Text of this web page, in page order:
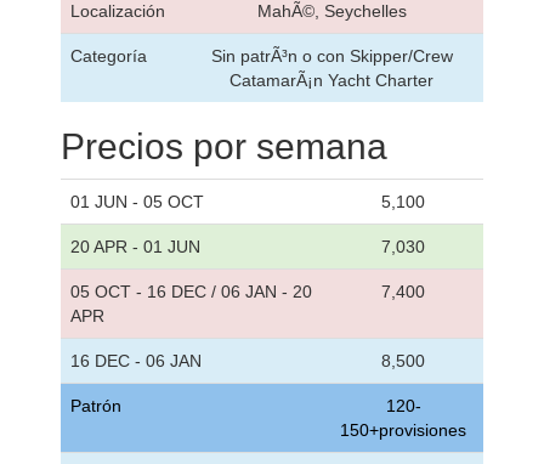
Localización MahÃ©, Seychelles
Categoría
Sin patrÃ³n o con Skipper/Crew
CatamarÃ¡n Yacht Charter
Precios por semana
01 JUN - 05 OCT 5,100
20 APR - 01 JUN 7,030
05 OCT - 16 DEC / 06 JAN - 20
APR
7,400
16 DEC - 06 JAN 8,500
Patrón
120-
150+provisiones